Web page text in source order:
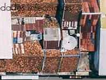
infecciosas